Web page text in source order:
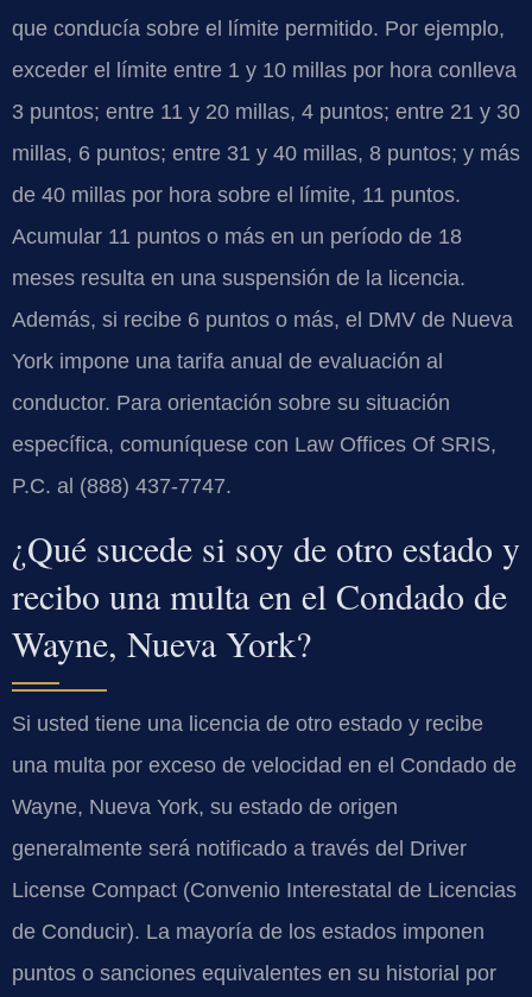
que conducía sobre el límite permitido. Por ejemplo,
exceder el límite entre 1 y 10 millas por hora conlleva
3 puntos; entre 11 y 20 millas, 4 puntos; entre 21 y 30
millas, 6 puntos; entre 31 y 40 millas, 8 puntos; y más
de 40 millas por hora sobre el límite, 11 puntos.
Acumular 11 puntos o más en un período de 18
meses resulta en una suspensión de la licencia.
Además, si recibe 6 puntos o más, el DMV de Nueva
York impone una tarifa anual de evaluación al
conductor. Para orientación sobre su situación
específica, comuníquese con Law Offices Of SRIS,
P.C. al (888) 437-7747.
¿Qué sucede si soy de otro estado y
recibo una multa en el Condado de
Wayne, Nueva York?
Si usted tiene una licencia de otro estado y recibe
una multa por exceso de velocidad en el Condado de
Wayne, Nueva York, su estado de origen
generalmente será notificado a través del Driver
License Compact (Convenio Interestatal de Licencias
de Conducir). La mayoría de los estados imponen
puntos o sanciones equivalentes en su historial por